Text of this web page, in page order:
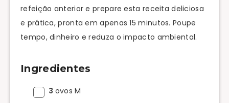
refeição anterior e prepare esta receita deliciosa
e prática, pronta em apenas 15 minutos. Poupe
tempo, dinheiro e reduza o impacto ambiental.
Ingredientes
3 ovos M